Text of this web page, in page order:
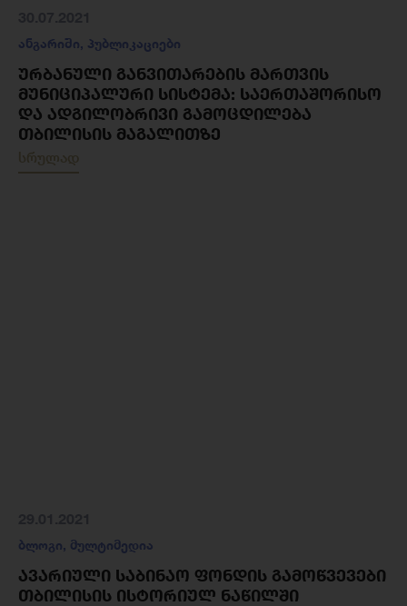
ანგარიში, პუბლიკაციები
ᲣᲠᲑᲐᲜᲣᲚᲘ ᲒᲐᲜᲕᲘᲗᲐᲠᲔᲑᲘᲡ ᲛᲐᲠᲗᲕᲘᲡ
ᲛᲣᲜᲘᲪᲘᲞᲐᲚᲣᲠᲘ ᲡᲘᲡᲢᲔᲛᲐ: ᲡᲐᲔᲠᲗᲐᲨᲝᲠᲘᲡᲝ
ᲓᲐ ᲐᲓᲒᲘᲚᲝᲑᲠᲘᲕᲘ ᲒᲐᲛᲝᲪᲓᲘᲚᲔᲑᲐ
ᲗᲑᲘᲚᲘᲡᲘᲡ ᲛᲐᲒᲐᲚᲘᲗᲖᲔ
სრულად
ბლოგი, მულტიმედია
ᲐᲕᲐᲠᲘᲣᲚᲘ ᲡᲐᲑᲘᲜᲐᲝ ᲤᲝᲜᲓᲘᲡ ᲒᲐᲛᲝᲬᲕᲔᲕᲔᲑᲘ
ᲗᲑᲘᲚᲘᲡᲘᲡ ᲘᲡᲢᲝᲠᲘᲣᲚ ᲜᲐᲬᲘᲚᲨᲘ